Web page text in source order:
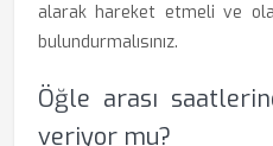
alarak hareket etmeli ve
bulundurmalısınız.
Öğle arası
veriyor mu?